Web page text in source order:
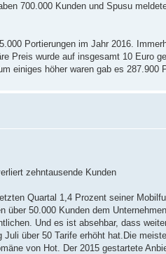
700.000 Kunden und Spusu
Portierungen im Jahr 2016.
Preis wurde auf insgesamt 10 Euro
einiges höher waren gab es 287.900
zehntausende Kunden
Quartal 1,4 Prozent seiner
über 50.000 Kunden dem
Und es ist absehbar, dass
Juli über 50 Tarife erhöht hat.Die
von Hot. Der 2015 gestartete